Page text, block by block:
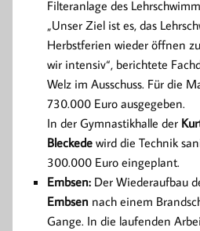
Filteranlage des
„Unser Ziel ist es, das
Herbstferien wieder öffnen
wir intensiv“, berichtete
Welz im Ausschuss. Für die
730.000 Euro ausgegeben.
In der Gymnastikhalle der
Bleckede wird die Technik
300.000 Euro eingeplant.
Embsen: Der Wiederaufbau
Embsen nach einem
Gange. In die laufenden